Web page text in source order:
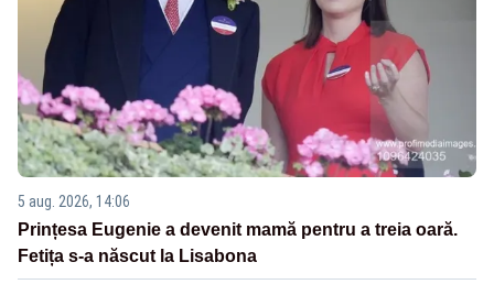
5 aug. 2026, 14:06
Prințesa Eugenie a devenit mamă pentru a treia oară.
Fetița s-a născut la Lisabona